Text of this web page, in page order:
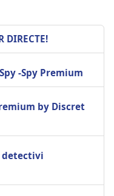
DIRECTE!
-Spy Premium
by Discret
detectivi